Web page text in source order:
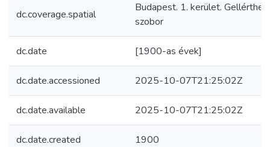
dc.coverage.spatial
Budapest. 1. kerület.
szobor
dc.date [1900-as évek]
dc.date.accessioned 2025-10-07T21:25:02Z
dc.date.available 2025-10-07T21:25:02Z
dc.date.created 1900